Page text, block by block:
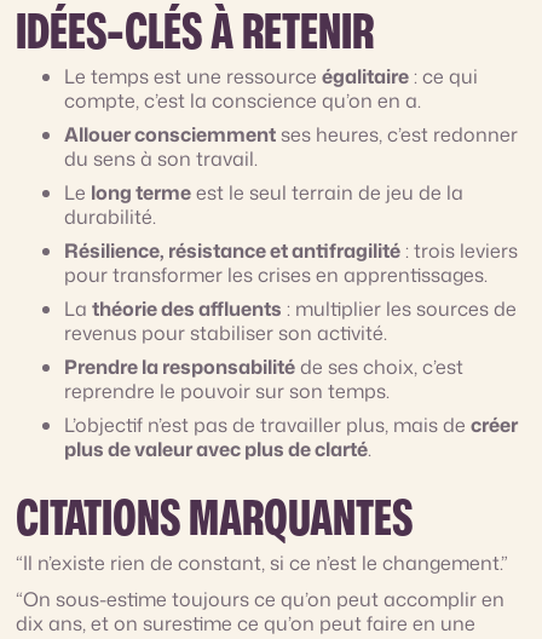
IDÉES-CLÉS À RETENIR
Le temps est une ressourceégalitaire : ce qui
compte, c’est la conscience qu’on en a.
Allouer consciemment ses heures, c’est redonner
du sens à son travail.
Le long termeest le seul terrain de jeu de la
durabilité.
Résilience, résistance et antifragilité : trois leviers
pour transformer les crises en apprentissages.
Lathéorie des affluents : multiplier les sources de
revenus pour stabiliser son activité.
Prendre la responsabilitéde ses choix, c’est
reprendre le pouvoir sur son temps.
L’objectif n’est pas de travailler plus, mais decréer
plus de valeur avec plus de clarté.
CITATIONS MARQUANTES
“Il n’existe rien de constant, si ce n’est le changement.”
“On sous-estime toujours ce qu’on peut accomplir en
dix ans, et on surestime ce qu’on peut faire en une